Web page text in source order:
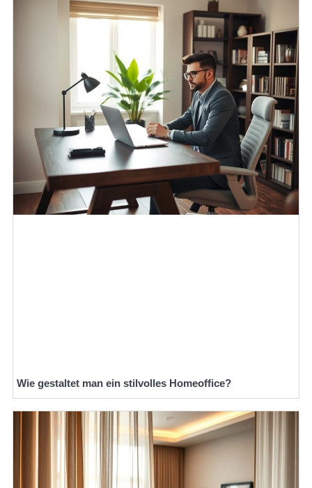
Wie gestaltet man ein stilvolles Homeoffice?